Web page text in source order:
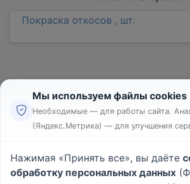
Покраска откосов , шт.
Реклама
Пользовательское
Политика
Мы используем файлы cookies
Необходимые — для работы сайта.
(Яндекс.Метрика) — для улучшения
Нажимая «Принять все», вы даёте
обработку персональных данных